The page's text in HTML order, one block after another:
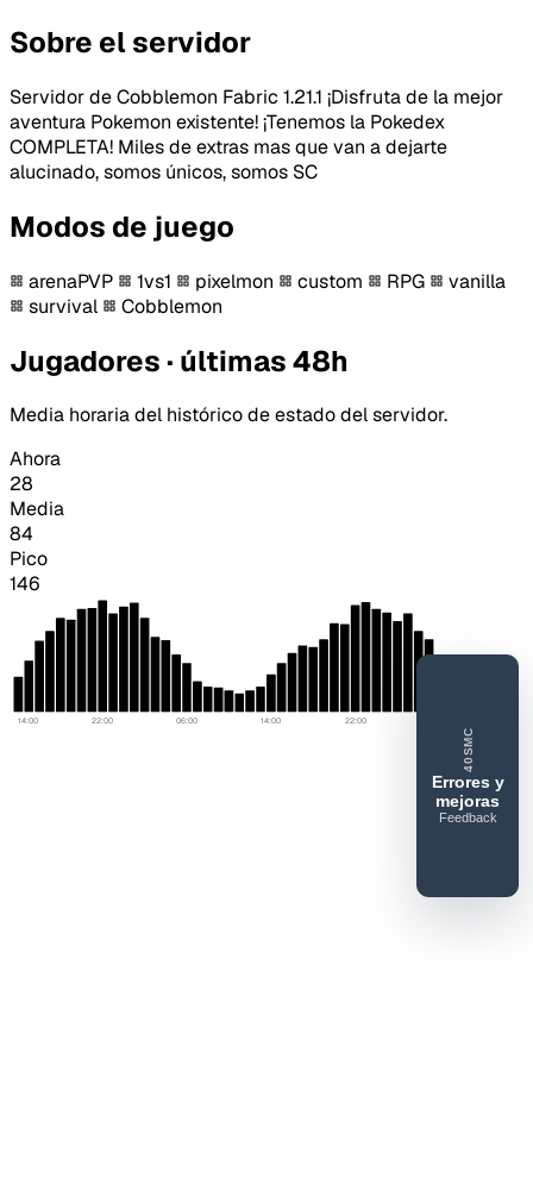
Sobre el servidor
Servidor de Cobblemon Fabric 1.21.1 ¡Disfruta de la mejor
aventura Pokemon existente! ¡Tenemos la Pokedex
COMPLETA! Miles de extras mas que van a dejarte
alucinado, somos únicos, somos SC
Modos de juego
arenaPVP 1vs1 pixelmon custom RPG
vanilla
survival
Cobblemon
Jugadores · últimas 48h
Media horaria del histórico de estado del servidor.
Ahora
28
Media
84
Pico
146
14:00 22:00 06:00 14:00 22:00
40SMC
Errores y
mejoras
Feedback